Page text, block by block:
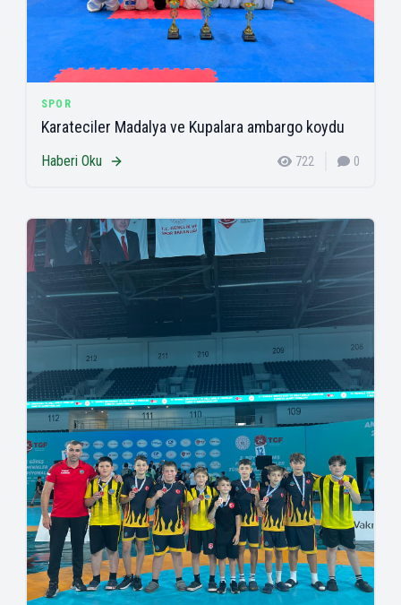
SPOR
Karateciler Madalya ve Kupalara ambargo koydu
Haberi Oku 722 0